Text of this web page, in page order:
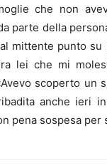
che non
parte della
mittente punto su
lei che mi
scoperto un
anche ieri
pena sospesa